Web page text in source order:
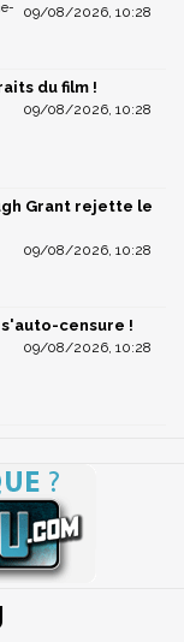
09/08/2026, 10:28
du film !
09/08/2026, 10:28
Grant rejette le
09/08/2026, 10:28
censure !
09/08/2026, 10:28